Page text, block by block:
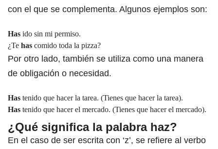
con el que se complementa. Algunos ejemplos son:
Has ido sin mi permiso.
¿Te has comido toda la pizza?
Por otro lado, también se utiliza como una manera
de obligación o necesidad.
Has tenido que hacer la tarea. (Tienes que hacer la tarea).
Has tenido que hacer el mercado. (Tienes que hacer el mercado).
¿Qué significa la palabra haz?
En el caso de ser escrita con ‘z’, se refiere al verbo